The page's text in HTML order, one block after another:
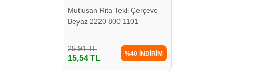
Mutlusan Rita Tekli Çerçeve
Beyaz 2220 800 1101
25,91 TL
15,54 TL
%40 İNDİRİM